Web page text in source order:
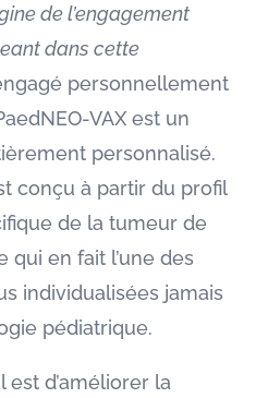
de l’engagement
dans cette
personnellement
VAX est un
personnalisé.
conçu à partir du profil
de la tumeur de
qui en fait l’une des
individualisées jamais
pédiatrique.
est d’améliorer la